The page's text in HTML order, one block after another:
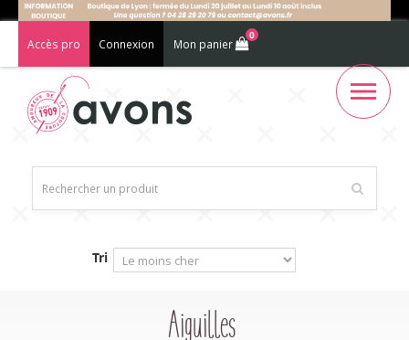
Accès pro Connexion Mon panier
0
Tri
Aiguilles